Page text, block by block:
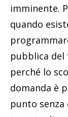
imminente.
quando
pubblica
perché lo
domanda è
punto